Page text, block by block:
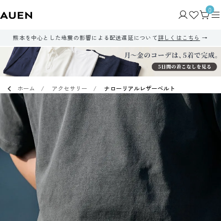
0
熊本を中心とした地震の影響による配送遅延について詳しくはこちら
ホーム アクセサリー ナローリアルレザーベルト